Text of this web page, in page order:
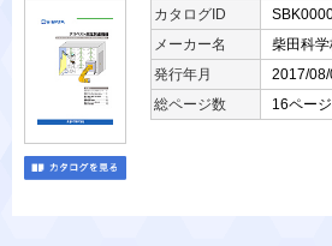
カタログID
メーカー名
柴田科
発行年月
2017/08/
総ページ数
16ページ